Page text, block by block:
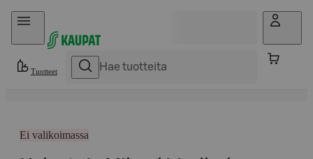
Hyppää sisältöön
Tuotteet
Ei valikoimassa